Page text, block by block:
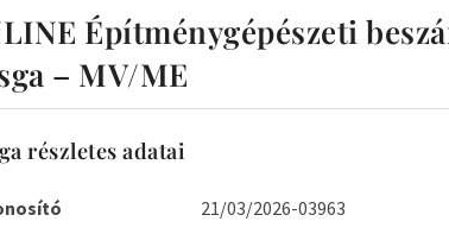
Építménygépészeti
– MV/ME
részletes adatai
21/03/2026-03963